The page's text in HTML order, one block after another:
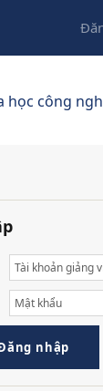
học công